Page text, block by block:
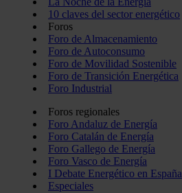
10 claves del sector energético
Foros
Foro de Almacenamiento
Foro de Autoconsumo
Foro de Movilidad Sostenible
Foro de Transición Energética
Foro Industrial
Foros regionales
Foro Andaluz de Energía
Foro Catalán de Energía
Foro Gallego de Energía
Foro Vasco de Energía
I Debate Energético en España
Especiales